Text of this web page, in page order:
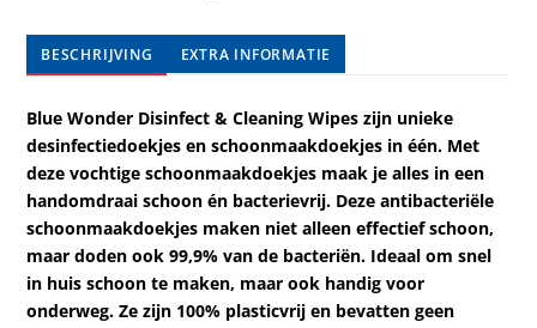
BESCHRIJVING EXTRA INFORMATIE
Blue Wonder Disinfect & Cleaning Wipes zijn unieke
desinfectiedoekjes en schoonmaakdoekjes in één. Met
deze vochtige schoonmaakdoekjes maak je alles in een
handomdraai schoon én bacterievrij. Deze antibacteriële
schoonmaakdoekjes maken niet alleen effectief schoon,
maar doden ook 99,9% van de bacteriën. Ideaal om snel
in huis schoon te maken, maar ook handig voor
onderweg. Ze zijn 100% plasticvrij en bevatten geen